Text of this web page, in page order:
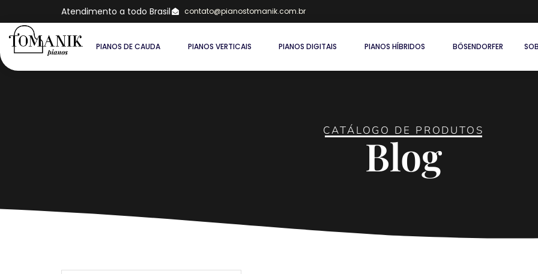
Atendimento a todo Brasil contato@pianostomanik.com.br
PIANOS DE CAUDA PIANOS VERTICAIS PIANOS DIGITAIS PIANOS HÍBRIDOS BÖSENDORFER
CATÁLOGO DE PRODUTOS
Blog